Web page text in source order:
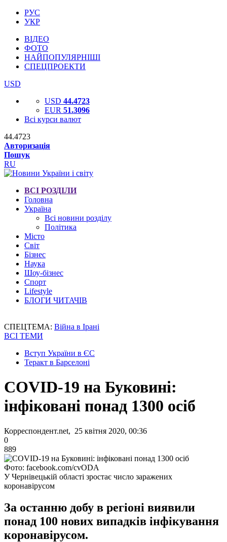
РУС
УКР
ВІДЕО
ФОТО
НАЙПОПУЛЯРНІШІ
СПЕЦПРОЕКТИ
USD
USD 44.4723
EUR 51.3096
Всі курси валют
44.4723
Авторизація
Пошук
RU
ВСІ РОЗДІЛИ
Головна
Україна
Всі новини розділу
Політика
Місто
Світ
Бізнес
Наука
Шоу-бізнес
Спорт
Lifestyle
БЛОГИ ЧИТАЧІВ
СПЕЦТЕМА: Війна в Ірані
ВСІ ТЕМИ
Вступ України в ЄС
Теракт в Барселоні
COVID-19 на Буковині:
інфіковані понад 1300 осіб
Корреспондент.net, 25 квітня 2020, 00:36
0
889
Фото: facebook.com/cvODA
У Чернівецькій області зростає число заражених
коронавірусом
За останню добу в регіоні виявили
понад 100 нових випадків інфікування
коронавірусом.